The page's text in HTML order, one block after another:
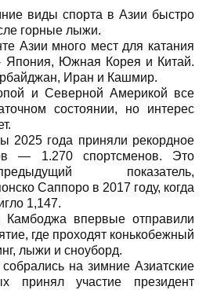
виды спорта в Азии быстро
горные лыжи.
Азии много мест для катания
Южная Корея и Китай.
Иран и Кашмир.
и Северной Америкой все
состоянии, но интерес
2025 года приняли рекордное
— 1.270 спортсменов. Это
показатель,
Саппоро в 2017 году, когда
1,147.
Камбоджа впервые отправили
где проходят конькобежный
лыжи и сноуборд.
на зимние Азиатские
принял участие президент